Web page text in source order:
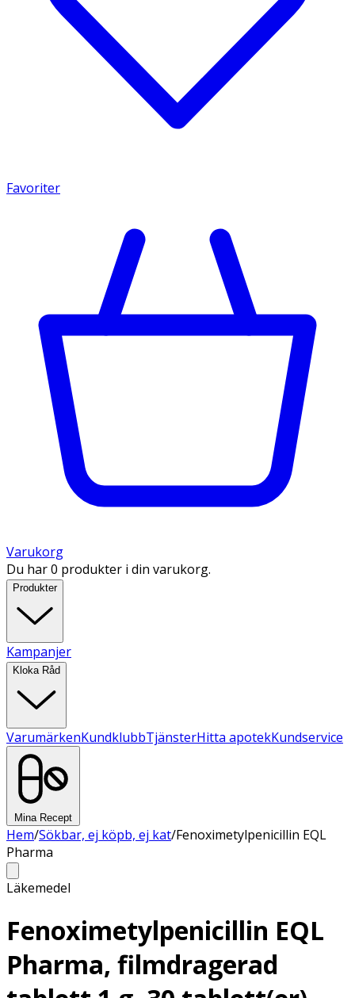
Favoriter
Varukorg
Du har 0 produkter i din varukorg.
Produkter
Kampanjer
Kloka Råd
VarumärkenKundklubbTjänsterHitta apotekKundservice
Mina Recept
Hem/Sökbar, ej köpb, ej kat/Fenoximetylpenicillin EQL
Pharma
Läkemedel
Fenoximetylpenicillin EQL
Pharma, filmdragerad